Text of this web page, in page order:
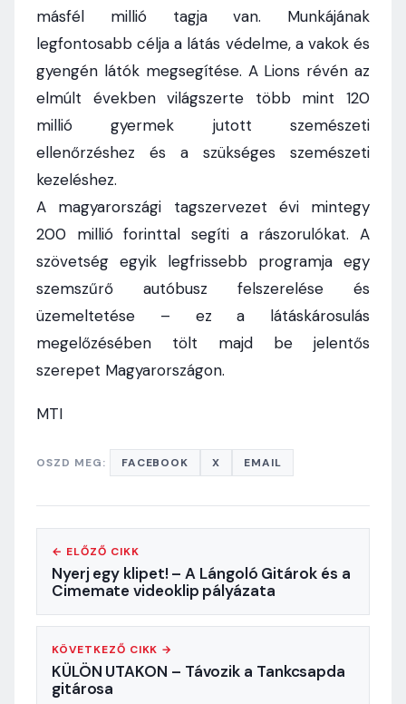
másfél millió tagja van. Munkájának
legfontosabb célja a látás védelme, a vakok és
gyengén látók megsegítése. A Lions révén az
elmúlt években világszerte több mint 120
millió gyermek jutott szemészeti
ellenőrzéshez és a szükséges szemészeti
kezeléshez.
A magyarországi tagszervezet évi mintegy
200 millió forinttal segíti a rászorulókat. A
szövetség egyik legfrissebb programja egy
szemszűrő autóbusz felszerelése és
üzemeltetése – ez a látáskárosulás
megelőzésében tölt majd be jelentős
szerepet Magyarországon.
MTI
OSZD MEG: FACEBOOK X EMAIL
← ELŐZŐ CIKK
Nyerj egy klipet! – A Lángoló Gitárok és a
Cimemate videoklip pályázata
KÖVETKEZŐ CIKK →
KÜLÖN UTAKON – Távozik a Tankcsapda
gitárosa